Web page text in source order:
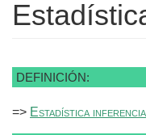
DEFINICIÓN:
=> Estadística